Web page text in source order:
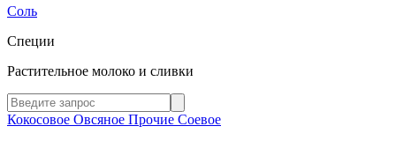
Соль
Специи
Растительное молоко и сливки
Кокосовое Овсяное Прочие Соевое